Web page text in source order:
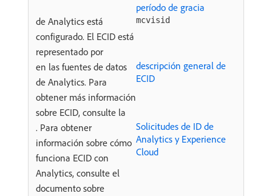
período de gracia
de Analytics está
configurado. El ECID está
representado por
mcvisid
en las fuentes de datos
de Analytics. Para
obtener más información
sobre ECID, consulte la
descripción general de
ECID
. Para obtener
información sobre cómo
funciona ECID con
Analytics, consulte el
documento sobre
Solicitudes de ID de
Analytics y Experience
Cloud